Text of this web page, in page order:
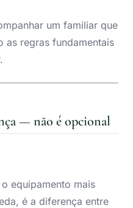
um familiar que
as regras fundamentais
— não é opcional
o equipamento mais
é a diferença entre